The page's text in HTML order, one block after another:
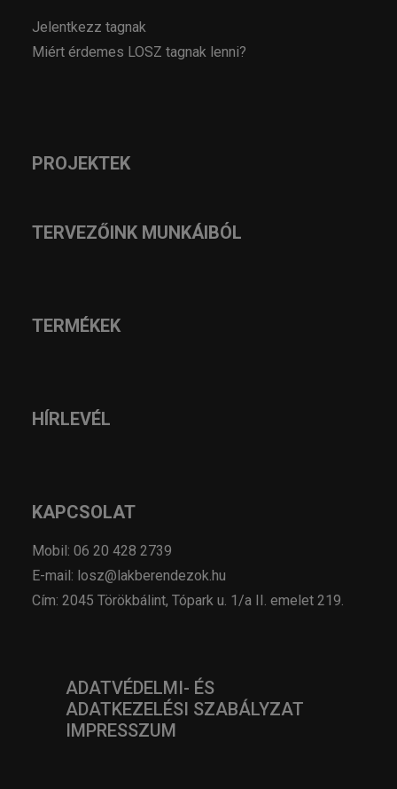
Jelentkezz tagnak
Miért érdemes LOSZ tagnak lenni?
PROJEKTEK
TERVEZŐINK MUNKÁIBÓL
TERMÉKEK
HÍRLEVÉL
KAPCSOLAT
Mobil: 06 20 428 2739
E-mail: losz@lakberendezok.hu
Cím: 2045 Törökbálint, Tópark u. 1/a II. emelet 219.
ADATVÉDELMI- ÉS
ADATKEZELÉSI SZABÁLYZAT
IMPRESSZUM